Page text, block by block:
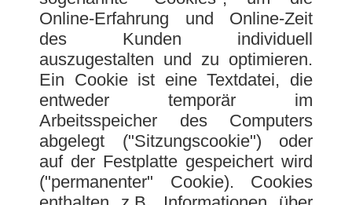
Online-Erfahrung und Online-Zeit
des Kunden individuell
auszugestalten und zu optimieren.
Ein Cookie ist eine Textdatei, die
entweder temporär im
Arbeitsspeicher des Computers
abgelegt ("Sitzungscookie") oder
auf der Festplatte gespeichert wird
("permanenter" Cookie). Cookies